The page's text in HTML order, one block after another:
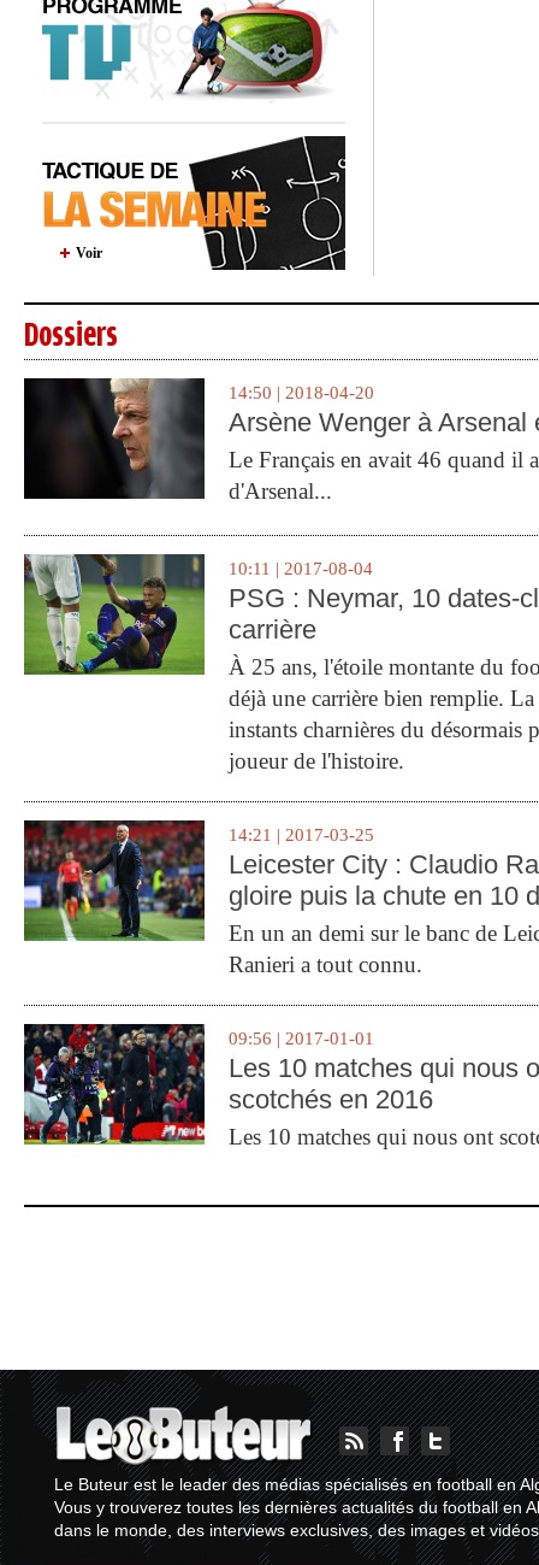
Voir
Dossiers
14:50 | 2018-04-20
Arsène Wenger à Arsenal
Le Français en avait 46 quand il
d'Arsenal...
10:11 | 2017-08-04
PSG : Neymar, 10 dates-
carrière
À 25 ans, l'étoile montante du
déjà une carrière bien remplie.
instants charnières du désormais
joueur de l'histoire.
14:21 | 2017-03-25
Leicester City : Claudio
gloire puis la chute en 10
En un an demi sur le banc de
Ranieri a tout connu.
09:56 | 2017-01-01
Les 10 matches qui nous
scotchés en 2016
Les 10 matches qui nous ont
Le Buteur est le leader des médias spécialisés en football en
Vous y trouverez toutes les dernières actualités du football en
dans le monde, des interviews exclusives, des images et